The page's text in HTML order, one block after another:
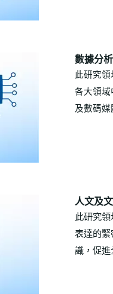
數據分
此研究
各大領域
及數碼媒
人文及
此研究領
表達的緊
識，促進